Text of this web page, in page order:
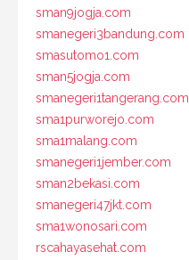
sman9jogja.com
smanegeri3bandung.com
smasutomo1.com
sman5jogja.com
smanegeri1tangerang.com
sma1purworejo.com
sma1malang.com
smanegeri1jember.com
sman2bekasi.com
smanegeri47jkt.com
sma1wonosari.com
rscahayasehat.com